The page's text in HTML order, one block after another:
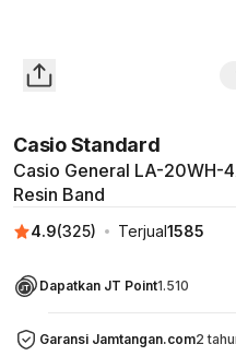
Casio Standard
Casio General LA-20WH-
Resin Band
4.9(325) Terjual1585
Dapatkan JT Point1.510
Garansi Jamtangan.com2